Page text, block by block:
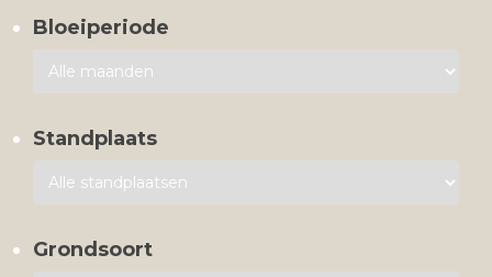
Bloeiperiode
Standplaats
Grondsoort